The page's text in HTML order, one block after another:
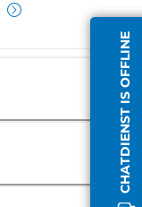
CHATDIENST IS OFFLINE